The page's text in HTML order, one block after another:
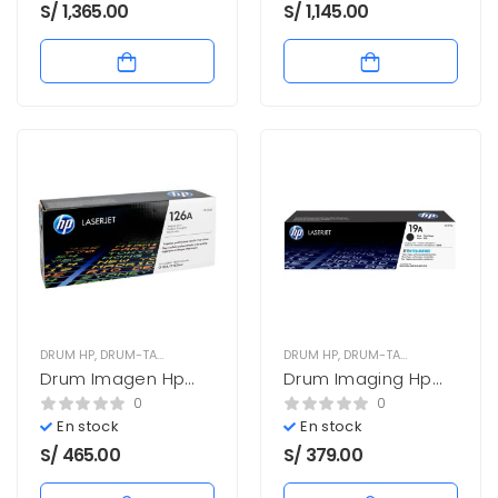
Nuevo
S/1,365.00 S/1,145.00
DRUM HP, DRUM-TAMBOR
Drum Imagen Hp
126A CE314A Negro
14,000 Pag. Nuevo
0
En stock
S/ 465.00
DRUM HP, DRUM-TAMBOR
Drum Imaging Hp
19A CF219A Negro
12.000 Pag. Nuevo
0
En stock
S/ 379.00